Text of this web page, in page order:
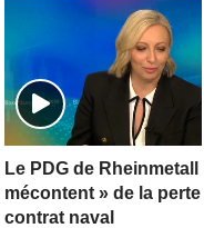
Le PDG de
mécontent » de la
contrat naval